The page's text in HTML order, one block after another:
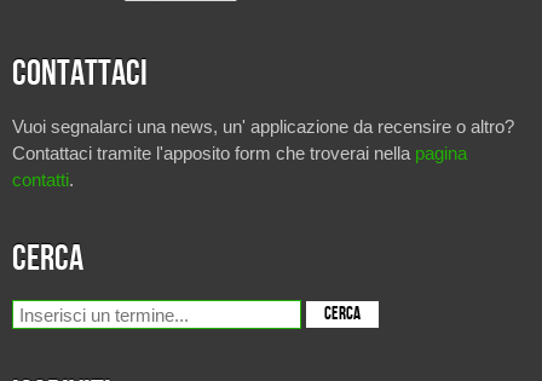
Contattaci
Vuoi segnalarci una news, un' applicazione da recensire o altro?
Contattaci tramite l'apposito form che troverai nella pagina
contatti.
Cerca